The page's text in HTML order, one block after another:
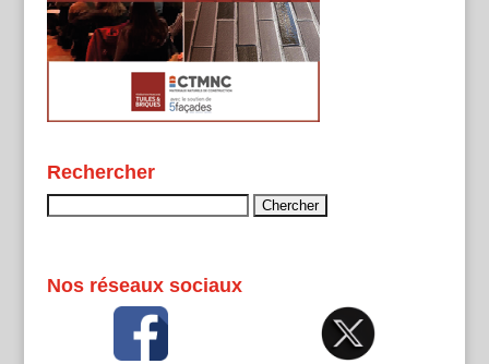
Rechercher
Nos réseaux sociaux